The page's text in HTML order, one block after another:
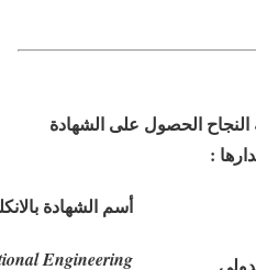
الحصول على الشهادة
:
أسم الشهادة
Engineering